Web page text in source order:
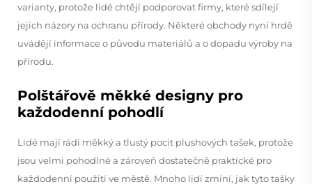
varianty, protože lidé chtějí podporovat firmy, které sdílejí
jejich názory na ochranu přírody. Některé obchody nyní hrdě
uvádějí informace o původu materiálů a o dopadu výroby na
přírodu.
Polštářově měkké designy pro
každodenní pohodlí
Lidé mají rádi měkký a tlustý pocit plushových tašek, protože
jsou velmi pohodlné a zároveň dostatečně praktické pro
každodenní použití ve městě. Mnoho lidí zmíní, jak tyto tašky